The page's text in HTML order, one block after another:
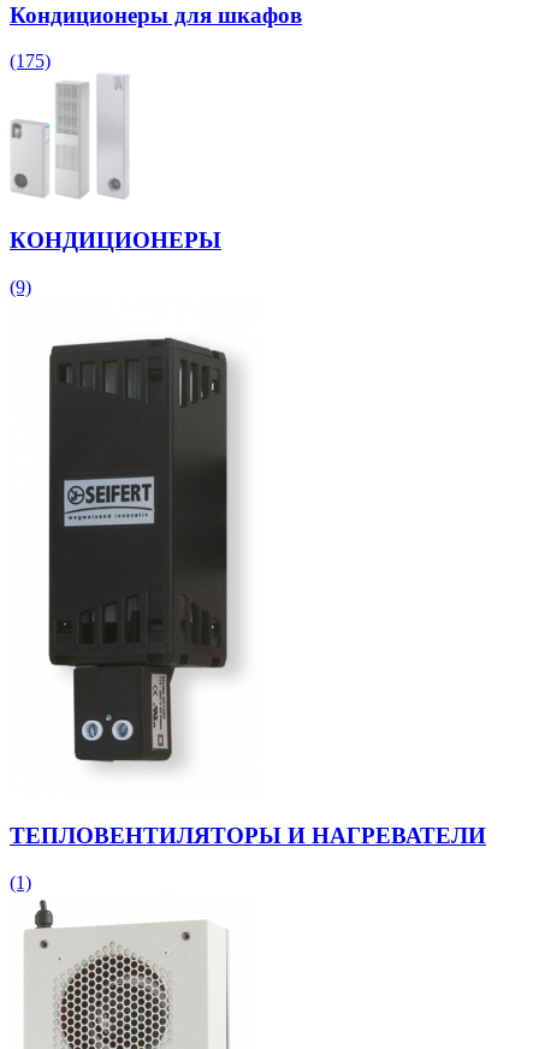
Кондиционеры для шкафов
(175)
КОНДИЦИОНЕРЫ
(9)
ТЕПЛОВЕНТИЛЯТОРЫ И НАГРЕВАТЕЛИ
(1)